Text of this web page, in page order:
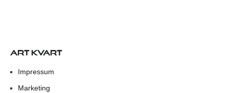
ART KVART
Impressum
Marketing